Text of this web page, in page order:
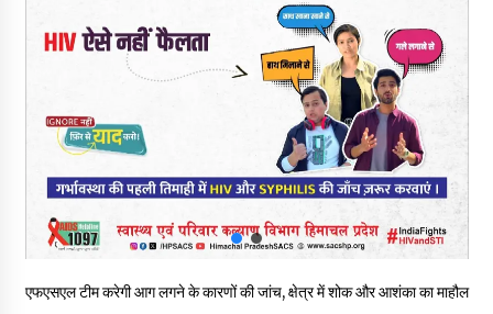
हिमाचल सरकार मछुआरों को नावों और मछली पकड़ने के उपकरणों पर डे रही
70 से 90% तक सब्सिडी
08/08/2026
चंबा के बैरागढ़ में दर्दनाक बस हादसा, 7 की मौत, 11 घायल, राज्यपाल CM व
कुलदीप पठानिया सहित नेताओं ने जताया शोक
08/08/2026
चंबा में बड़ा बस सड़क हादसा, 3 की मौत कई गंभीर घायल, बैरागढ़ से चंबा आ
रही थी निजी बस शर्मा कोच
एफएसएल टीम करेगी आग लगने के कारणों की जांच, क्षेत्र में शोक और आशंका का माहौल